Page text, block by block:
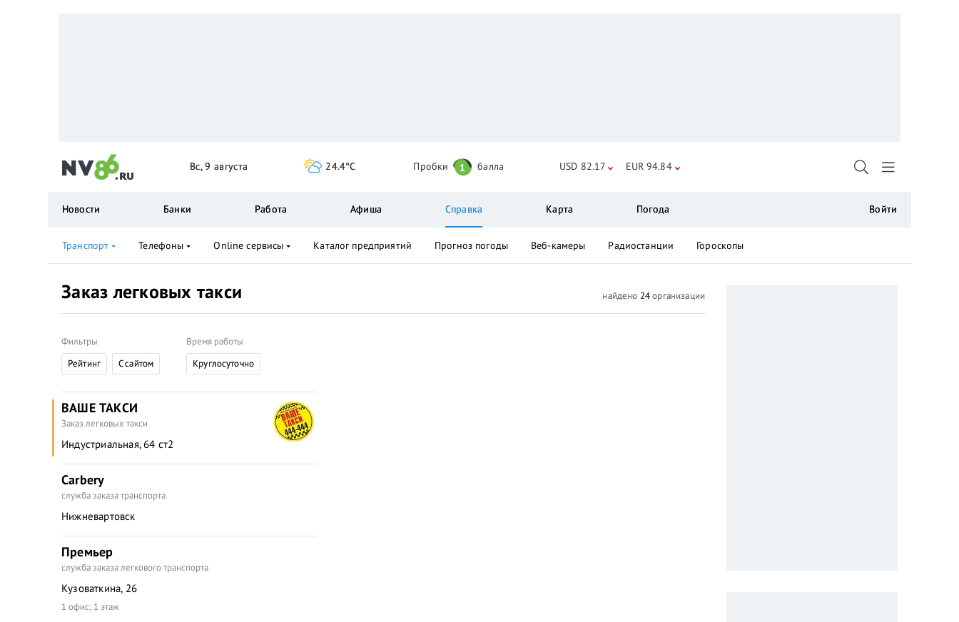
Заказ легковых такси найдено 24организации
Фильтры
Рейтинг
C сайтом
Время работы
Круглосуточно
ВАШЕ ТАКСИ
Заказ легковых такси
Индустриальная, 64 ст2
Carbery
служба заказа транспорта
Нижневартовск
Премьер
служба заказа легкового транспорта
Кузоваткина, 26
1 офис; 1 этаж
Вс, 9 августа 24.4°C Пробки 1 балла USD 82.17 EUR 94.84
Новости Банки Работа Афиша Справка Карта Погода Войти
Транспорт Телефоны Online сервисы Каталог предприятий Прогноз погоды Веб-камеры Радиостанции Гороскопы